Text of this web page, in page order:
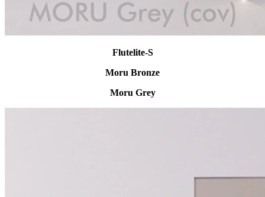
Flutelite-S
Moru Bronze
Moru Grey